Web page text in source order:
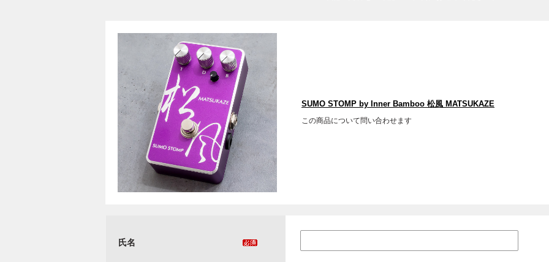
SUMO STOMP by Inner Bamboo 松風 MATSUKAZE
この商品について問い合わせます
氏名